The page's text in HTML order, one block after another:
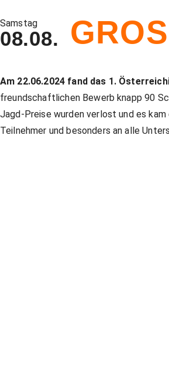
Samstag
08.08.
Am 22.06.2024 fand das 1.
freundschaftlichen Bewerb knapp 90
Jagd-Preise wurden verlost und es
Teilnehmer und besonders an alle